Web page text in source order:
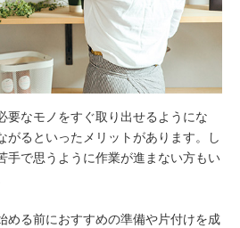
要なモノをすぐ取り出せるようにな
がるといったメリットがあります。し
手で思うように作業が進まない方もい
める前におすすめの準備や片付けを成